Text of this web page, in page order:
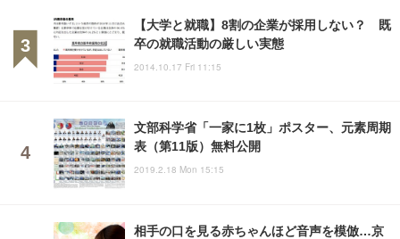
【大学と就職】8割の企業が採用しない？ 既
卒の就職活動の厳しい実態
2014.10.17 Fri 11:15
文部科学省「一家に1枚」ポスター、元素周期
表（第11版）無料公開
2019.2.18 Mon 15:15
相手の口を見る赤ちゃんほど音声を模倣…京